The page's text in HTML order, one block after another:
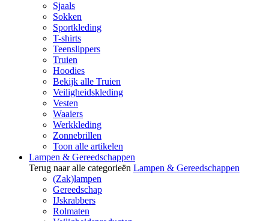
Sjaals
Sokken
Sportkleding
T-shirts
Teenslippers
Truien
Hoodies
Bekijk alle Truien
Veiligheidskleding
Vesten
Waaiers
Werkkleding
Zonnebrillen
Toon alle artikelen
Lampen & Gereedschappen
Terug naar alle categorieën Lampen & Gereedschappen
(Zak)lampen
Gereedschap
IJskrabbers
Rolmaten